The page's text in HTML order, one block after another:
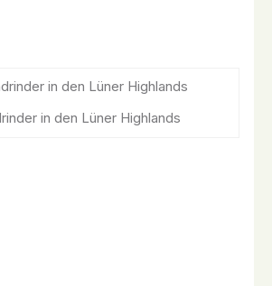
in den Lüner Highlands